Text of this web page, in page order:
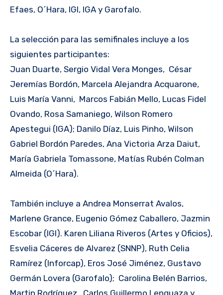
Efaes, O´Hara, IGI, IGA y Garofalo.
La selección para las semifinales incluye a los
siguientes participantes:
Juan Duarte, Sergio Vidal Vera Monges, César
Jeremías Bordón, Marcela Alejandra Acquarone,
Luis María Vanni, Marcos Fabián Mello, Lucas Fidel
Ovando, Rosa Samaniego, Wilson Romero
Apestegui (IGA); Danilo Díaz, Luis Pinho, Wilson
Gabriel Bordón Paredes, Ana Victoria Arza Daiut,
María Gabriela Tomassone, Matías Rubén Colman
Almeida (O´Hara).
También incluye a Andrea Monserrat Avalos,
Marlene Grance, Eugenio Gómez Caballero, Jazmin
Escobar (IGI). Karen Liliana Riveros (Artes y Oficios),
Esvelia Cáceres de Alvarez (SNNP), Ruth Celia
Ramírez (Inforcap), Eros José Jiménez, Gustavo
Germán Lovera (Garofalo); Carolina Belén Barrios,
Martin Rodríguez, Carlos Guillermo Lenguaza y